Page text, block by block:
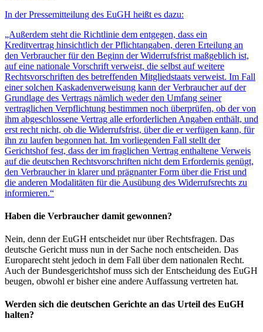
In der Pressemitteilung des EuGH heißt es dazu:
„Außerdem steht die Richtlinie dem entgegen, dass ein
Kreditvertrag hinsichtlich der Pflichtangaben, deren Erteilung an
den Verbraucher für den Beginn der Widerrufsfrist maßgeblich ist,
auf eine nationale Vorschrift verweist, die selbst auf weitere
Rechtsvorschriften des betreffenden Mitgliedstaats verweist. Im Fall
einer solchen Kaskadenverweisung kann der Verbraucher auf der
Grundlage des Vertrags nämlich weder den Umfang seiner
vertraglichen Verpflichtung bestimmen noch überprüfen, ob der von
ihm abgeschlossene Vertrag alle erforderlichen Angaben enthält, und
erst recht nicht, ob die Widerrufsfrist, über die er verfügen kann, für
ihn zu laufen begonnen hat. Im vorliegenden Fall stellt der
Gerichtshof fest, dass der im fraglichen Vertrag enthaltene Verweis
auf die deutschen Rechtsvorschriften nicht dem Erfordernis genügt,
den Verbraucher in klarer und prägnanter Form über die Frist und
die anderen Modalitäten für die Ausübung des Widerrufsrechts zu
informieren.“
Haben die Verbraucher damit gewonnen?
Nein, denn der EuGH entscheidet nur über Rechtsfragen. Das
deutsche Gericht muss nun in der Sache noch entscheiden. Das
Europarecht steht jedoch in dem Fall über dem nationalen Recht.
Auch der Bundesgerichtshof muss sich der Entscheidung des EuGH
beugen, obwohl er bisher eine andere Auffassung vertreten hat.
Werden sich die deutschen Gerichte an das Urteil des EuGH
halten?